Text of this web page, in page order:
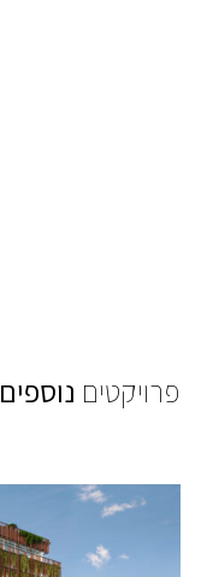
פרויקטים נוספים